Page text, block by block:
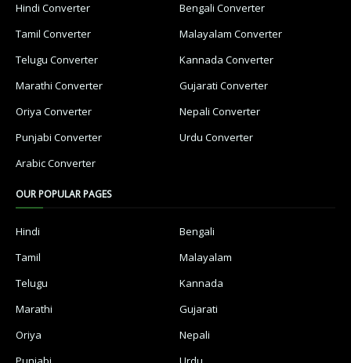
Hindi Converter
Bengali Converter
Tamil Converter
Malayalam Converter
Telugu Converter
Kannada Converter
Marathi Converter
Gujarati Converter
Oriya Converter
Nepali Converter
Punjabi Converter
Urdu Converter
Arabic Converter
OUR POPULAR PAGES
Hindi
Bengali
Tamil
Malayalam
Telugu
Kannada
Marathi
Gujarati
Oriya
Nepali